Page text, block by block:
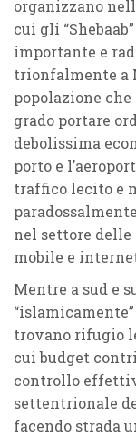
organizzano
cui gli
importante e
trionfalmente a
popolazione
grado portare
debolissima
porto e
traffico lecito e
nel settore
mobile e
Mentre a sud e
trovano rifugio
cui budget
controllo
settentrionale
facendo strada